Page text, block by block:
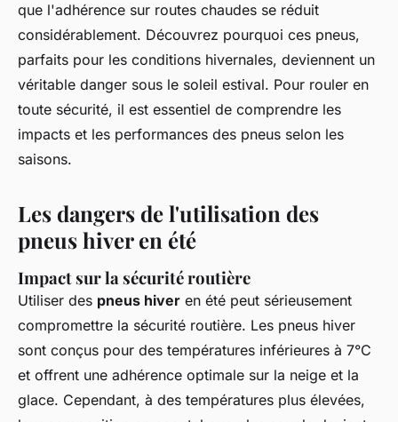
Héloïse•19 août 2024•4 min de lecture
que l'adhérence sur routes chaudes se réduit
considérablement. Découvrez pourquoi ces pneus,
parfaits pour les conditions hivernales, deviennent un
véritable danger sous le soleil estival. Pour rouler en
toute sécurité, il est essentiel de comprendre les
impacts et les performances des pneus selon les
saisons.
Les dangers de l'utilisation des
pneus hiver en été
Impact sur la sécurité routière
Utiliser des pneus hiver en été peut sérieusement
compromettre la sécurité routière. Les pneus hiver
sont conçus pour des températures inférieures à 7°C
et offrent une adhérence optimale sur la neige et la
glace. Cependant, à des températures plus élevées,